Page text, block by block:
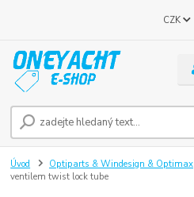
CZK
Úvod Optiparts & Windesign & Optimax
ventilem twist lock tube